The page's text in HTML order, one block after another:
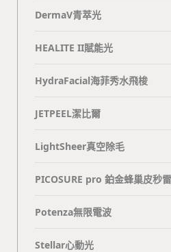
DermaV青萃光
HEALITE II賦能光
HydraFacial海菲秀水飛梭
JETPEEL潔比爾
LightSheer真空除毛
PICOSURE pro 鉑金蜂巢皮秒
Potenza無限電波
Stellar心動光